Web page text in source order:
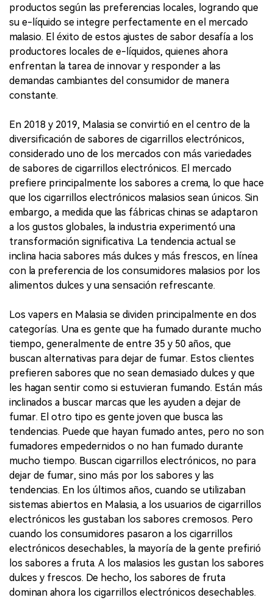
productos según las preferencias locales, logrando que
su e-líquido se integre perfectamente en el mercado
malasio. El éxito de estos ajustes de sabor desafía a los
productores locales de e-líquidos, quienes ahora
enfrentan la tarea de innovar y responder a las
demandas cambiantes del consumidor de manera
constante.
En 2018 y 2019, Malasia se convirtió en el centro de la
diversificación de sabores de cigarrillos electrónicos,
considerado uno de los mercados con más variedades
de sabores de cigarrillos electrónicos. El mercado
prefiere principalmente los sabores a crema, lo que hace
que los cigarrillos electrónicos malasios sean únicos. Sin
embargo, a medida que las fábricas chinas se adaptaron
a los gustos globales, la industria experimentó una
transformación significativa. La tendencia actual se
inclina hacia sabores más dulces y más frescos, en línea
con la preferencia de los consumidores malasios por los
alimentos dulces y una sensación refrescante.
Los vapers en Malasia se dividen principalmente en dos
categorías. Una es gente que ha fumado durante mucho
tiempo, generalmente de entre 35 y 50 años, que
buscan alternativas para dejar de fumar. Estos clientes
prefieren sabores que no sean demasiado dulces y que
les hagan sentir como si estuvieran fumando. Están más
inclinados a buscar marcas que les ayuden a dejar de
fumar. El otro tipo es gente joven que busca las
tendencias. Puede que hayan fumado antes, pero no son
fumadores empedernidos o no han fumado durante
mucho tiempo. Buscan cigarrillos electrónicos, no para
dejar de fumar, sino más por los sabores y las
tendencias. En los últimos años, cuando se utilizaban
sistemas abiertos en Malasia, a los usuarios de cigarrillos
electrónicos les gustaban los sabores cremosos. Pero
cuando los consumidores pasaron a los cigarrillos
electrónicos desechables, la mayoría de la gente prefirió
los sabores a fruta. A los malasios les gustan los sabores
dulces y frescos. De hecho, los sabores de fruta
dominan ahora los cigarrillos electrónicos desechables.